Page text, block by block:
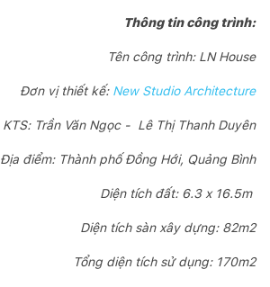
Thông tin công trình:
Tên công trình: LN House
Đơn vị thiết kế: New Studio Architecture
KTS: Trần Văn Ngọc - Lê Thị Thanh Duyên
Địa điểm: Thành phố Đồng Hới, Quảng Bình
Diện tích đất: 6.3 x 16.5m
Diện tích sàn xây dựng: 82m2
Tổng diện tích sử dụng: 170m2